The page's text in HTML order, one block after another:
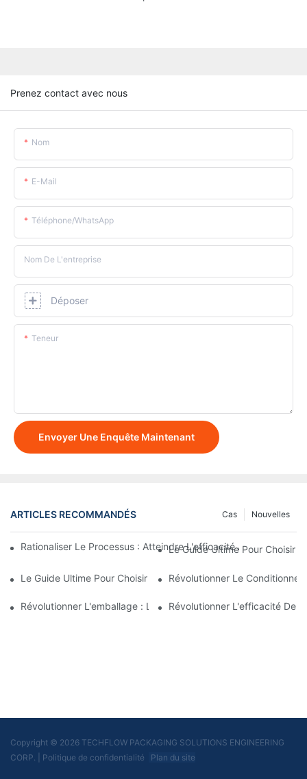
Prenez contact avec nous
Nom
E-Mail
Téléphone/WhatsApp
Nom De L'entreprise
Déposer
Teneur
Envoyer Une Enquête Maintenant
ARTICLES RECOMMANDÉS Nouvelles
Cas
Rationaliser Le Processus : Atteindre L'efficacité Avec Les
Le Guide Ultime Pour Choisir
Le Guide Ultime Pour Choisir Une Entreprise D’équipement De
Révolutionner Le
Révolutionner L'emballage : La Machine D'emballage De
Révolutionner L'efficacité De
Copyright © 2026 TECHFLOW PACKAGING SOLUTIONS ENGINEERING
CORP.
Politique de confidentialité Plan du site